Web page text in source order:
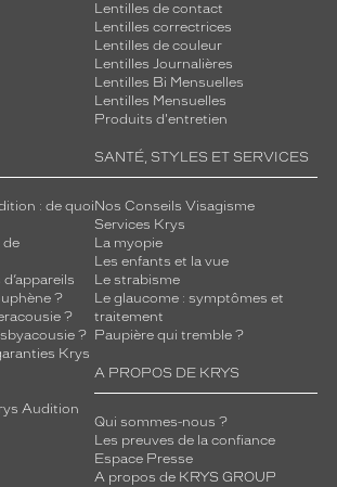
Lentilles de contact
Lentilles correctrices
Lentilles de couleur
Lentilles Journalières
Lentilles Bi Mensuelles
Lentilles Mensuelles
Produits d'entretien
: de quoi
de
?
?
?
Krys
Audition
SANTÉ, STYLES ET SERVICES
Nos Conseils Visagisme
Services Krys
La myopie
Les enfants et la vue
Le strabisme
Le glaucome : symptômes et
traitement
Paupière qui tremble ?
A PROPOS DE KRYS
Qui sommes-nous ?
Les preuves de la confiance
Espace Presse
A propos de KRYS GROUP